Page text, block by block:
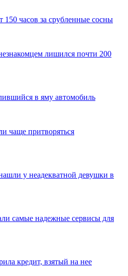
150 часов за срубленные сосны
лишился почти 200
в яму автомобиль
чаще притворяться
у неадекватной девушки в
самые надежные сервисы для
кредит, взятый на нее